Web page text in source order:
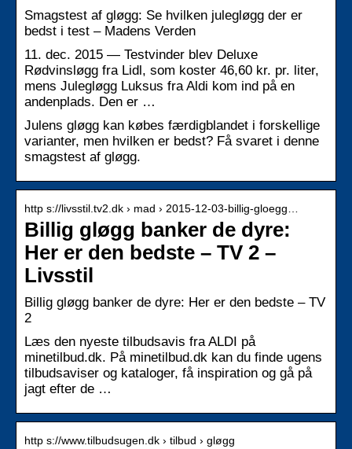
Smagstest af gløgg: Se hvilken julegløgg der er
bedst i test – Madens Verden
11. dec. 2015 — Testvinder blev Deluxe
Rødvinsløgg fra Lidl, som koster 46,60 kr. pr. liter,
mens Julegløgg Luksus fra Aldi kom ind på en
andenplads. Den er …
Julens gløgg kan købes færdigblandet i forskellige
varianter, men hvilken er bedst? Få svaret i denne
smagstest af gløgg.
http s://livsstil.tv2.dk › mad › 2015-12-03-billig-gloegg…
Billig gløgg banker de dyre:
Her er den bedste – TV 2 –
Livsstil
Billig gløgg banker de dyre: Her er den bedste – TV
2
Læs den nyeste tilbudsavis fra ALDI på
minetilbud.dk. På minetilbud.dk kan du finde ugens
tilbudsaviser og kataloger, få inspiration og gå på
jagt efter de …
http s://www.tilbudsugen.dk › tilbud › gløgg